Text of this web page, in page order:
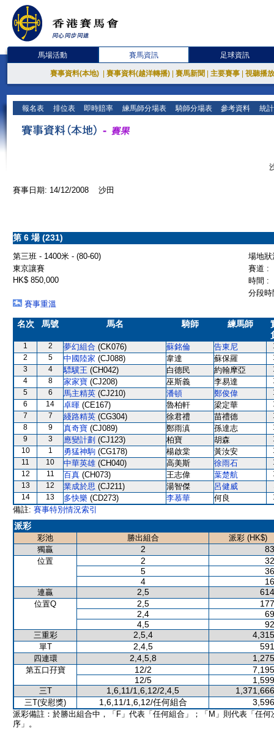
馬場活動 賽馬資訊 足球資訊
賽事資料(本地) 賽事資料(越洋轉播) 賽馬新聞 主要賽事 視聽播
報名表 排位表 即時賠率 練馬師分場表 騎師分場表 參考資料 統
賽事日期: 14/12/2008 沙田
第 6 場 (231)
第三班 - 1400米 - (80-60)
場地
東京讓賽
賽道 :
HK$ 850,000
時間 :
分段
賽事重溫
名次 馬號 馬名 騎師 練馬師
1 2 夢幻組合 (CK076) 蘇銘倫 告東尼
2
5 中國陸家 (CJ088) 韋達 蘇保羅
3
4 驃驥王 (CH042) 白德民 約翰摩亞
4
8 家家寶 (CJ208) 巫斯義 李易達
5
6 馬主精英 (CJ210) 潘頓 鄭俊偉
6
14 卓暉 (CE167) 魯柏軒 梁定華
7
7 綫路精英 (CG304) 徐君禮 苗禮德
8
9 真奇寶 (CJ089) 鄭雨滇 孫達志
9
3 應變計劃 (CJ123) 柏寶 胡森
10
1 勇猛神駒 (CG178) 楊啟棠 黃汝安
11
10 中華英雄 (CH040) 高美斯 徐雨石
12
11 百真 (CH073) 王志偉 葉楚航
13
12 業成於思 (CJ211) 湯智傑 呂健威
14
13 多快樂 (CD273) 李慕華 何良
備註: 賽事特別情況索引
派彩
彩池 勝出組合
派彩 (HK$)
獨贏
2
位置 2
5
4
連贏 2,5
位置Q 2,5
2,4
4,5
三重彩 2,5,4
單T 2,4,5
四連環 2,4,5,8
第五口孖寶 12/2
12/5
三T 1,6,11/1,6,12/2,4,5
三T(安慰獎) 1,6,11/1,6,12/任何組合
派彩備註：於勝出組合中，「F」代表「任何組合」；「M」則代表「任何
序」。